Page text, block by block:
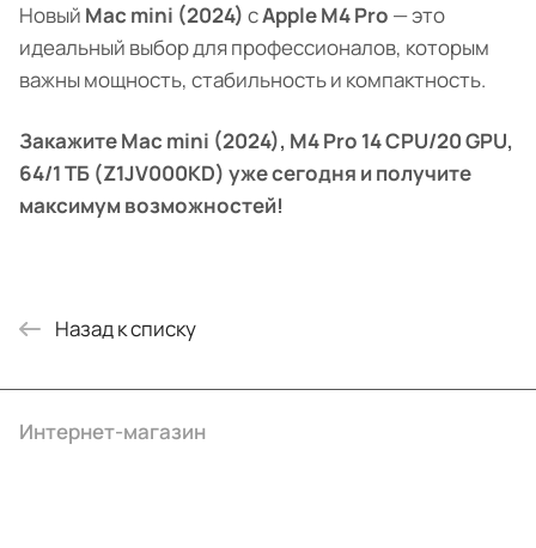
Новый Mac mini (2024) сApple M4 Pro — это
идеальный выбор для профессионалов, которым
важны мощность, стабильность и компактность.
Закажите Mac mini (2024), M4 Pro 14 CPU/20 GPU,
64/1 ТБ (Z1JV000KD) уже сегодня и получите
максимум возможностей!
Назад к списку
Интернет-магазин